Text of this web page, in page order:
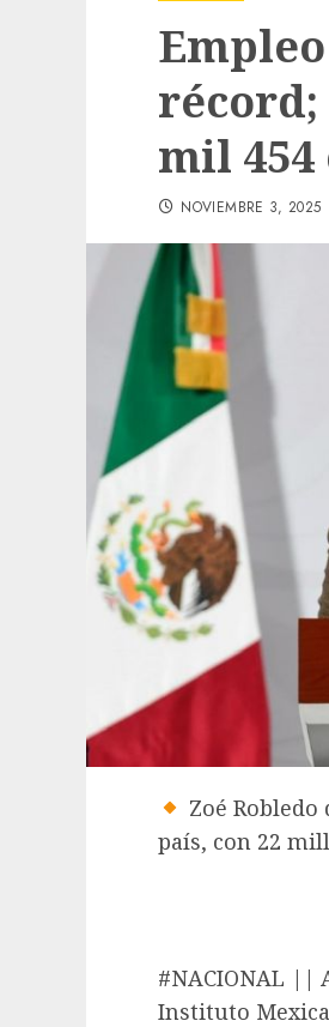
récord;
mil 454
NOVIEMBRE 3, 2025
Zoé
país, con 22
#NACIONAL ||
Instituto